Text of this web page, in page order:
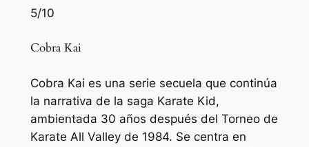
5/10
Cobra Kai
Cobra Kai es una serie secuela que continúa
la narrativa de la saga Karate Kid,
ambientada 30 años después del Torneo de
Karate All Valley de 1984. Se centra en